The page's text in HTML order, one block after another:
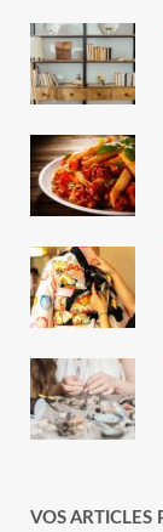
VOS ARTICLES